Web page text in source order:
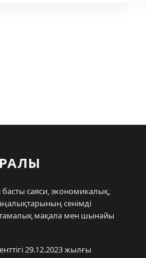
басты саяси, экономикалық,
сенімді
мақала мен шынайы
29.12.2023 жылғы